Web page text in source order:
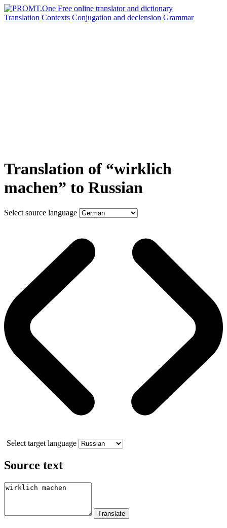
Translation Contexts Conjugation and declension Grammar
Translation of “wirklich
machen” to Russian
Select source language
Select target language
Source text